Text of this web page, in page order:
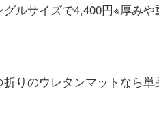
グルサイズで4,400円※厚みや
折りのウレタンマットなら単